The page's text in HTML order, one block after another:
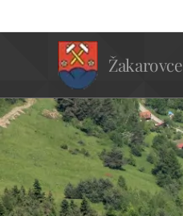
Žakarovce